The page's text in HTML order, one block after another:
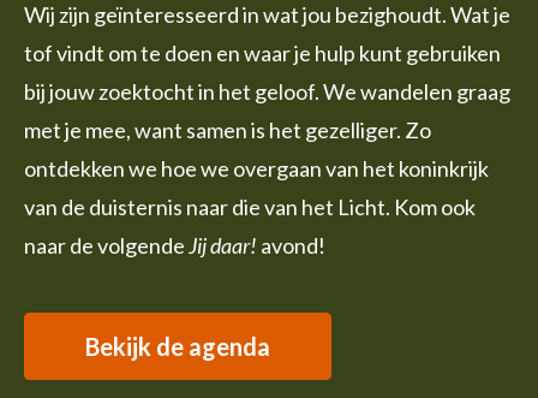
Wij zijn geïnteresseerd in wat jou bezighoudt. Wat je
tof vindt om te doen en waar je hulp kunt gebruiken
bij jouw zoektocht in het geloof. We wandelen graag
met je mee, want samen is het gezelliger. Zo
ontdekken we hoe we overgaan van het koninkrijk
van de duisternis naar die van het Licht. Kom ook
naar de volgendeJij daar! avond!
Bekijk de agenda